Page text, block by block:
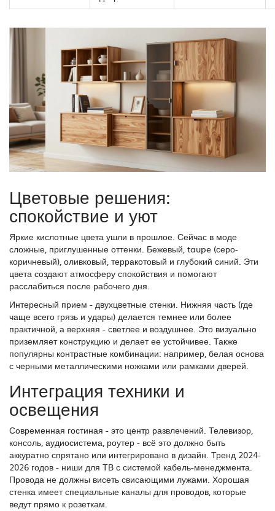
Цветовые решения:
спокойствие и уют
Яркие кислотные цвета ушли в прошлое. Сейчас в моде
сложные, приглушенные оттенки. Бежевый, taupe (серо-
коричневый), оливковый, терракотовый и глубокий синий. Эти
цвета создают атмосферу спокойствия и помогают
расслабиться после рабочего дня.
Интересный прием - двухцветные стенки. Нижняя часть (где
чаще всего грязь и удары) делается темнее или более
практичной, а верхняя - светлее и воздушнее. Это визуально
приземляет конструкцию и делает ее устойчивее. Также
популярны контрастные комбинации: например, белая основа
с черными металлическими ножками или рамками дверей.
Интеграция техники и
освещения
Современная гостиная - это центр развлечений. Телевизор,
консоль, аудиосистема, роутер - всё это должно быть
аккуратно спрятано или интегрировано в дизайн. Тренд 2024-
2026 годов - ниши для ТВ с системой кабель-менеджмента.
Провода не должны висеть свисающими лужами. Хорошая
стенка имеет специальные каналы для проводов, которые
ведут прямо к розеткам.